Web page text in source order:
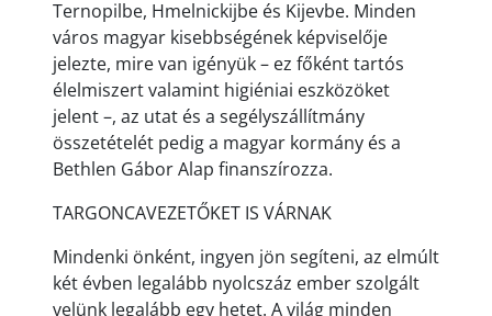
Ternopilbe, Hmelnickijbe és Kijevbe. Minden
város magyar kisebbségének képviselője
jelezte, mire van igényük – ez főként tartós
élelmiszert valamint higiéniai eszközöket
jelent –, az utat és a segélyszállítmány
összetételét pedig a magyar kormány és a
Bethlen Gábor Alap finanszírozza.
TARGONCAVEZETŐKET IS VÁRNAK
Mindenki önként, ingyen jön segíteni, az elmúlt
két évben legalább nyolcszáz ember szolgált
velünk legalább egy hetet. A világ minden